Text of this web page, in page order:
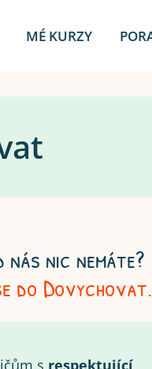
MÉ KURZY
nás nic nemáte?
do Dovychovat.
s respektující